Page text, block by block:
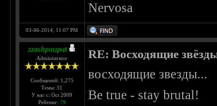
Nervosa
03-06-2014, 11:07 PM
zzashpaupat
Administrator
Сообщений: 1,275
Темы: 31
У нас с: Oct 2009
Рейтинг: 79
RE: Восходящие
восходящие звезды...
Be true - stay brutal!